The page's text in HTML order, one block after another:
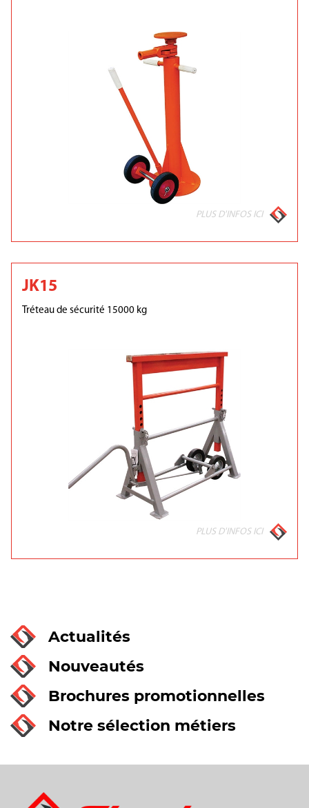
PLUS D'INFOS ICI
JK15
Tréteau de sécurité 15000 kg
PLUS D'INFOS ICI
Actualités
Nouveautés
Brochures promotionnelles
Notre sélection métiers